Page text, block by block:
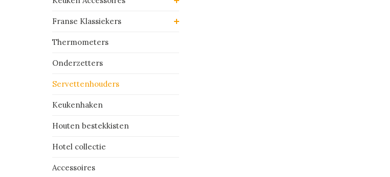
Franse Klassiekers
Thermometers
Onderzetters
Servettenhouders
Keukenhaken
Houten bestekkisten
Hotel collectie
Accessoires